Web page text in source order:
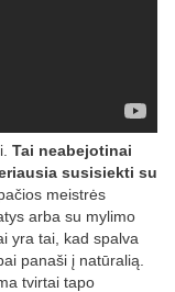
Tai neabejotinai
susisiekti su
meistrės
arba su mylimo
yra tai, kad spalva
panaši į natūralią.
tvirtai tapo